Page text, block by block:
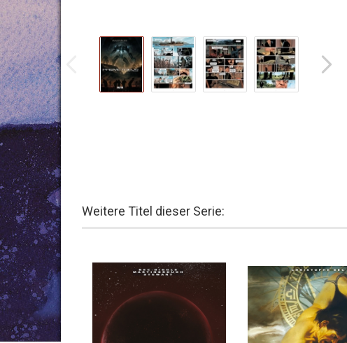
Weitere Titel dieser Serie: